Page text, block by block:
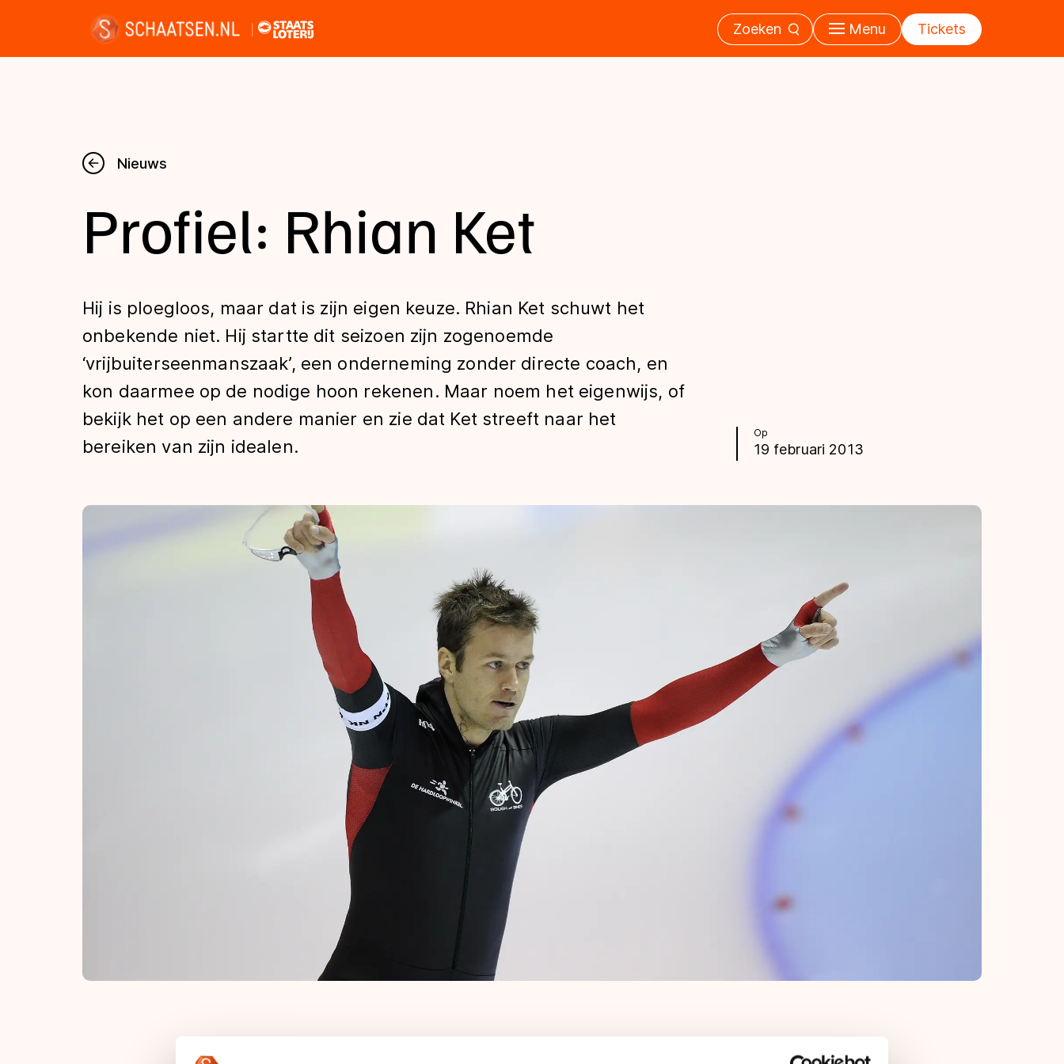
Zoeken Menu Tickets
Nieuws
Kalender
Uitslagen
Tijden & historie
De weg op
Schaatsfans
Olympische Spelen
Nieuws
Op
19 februari 2013
Profiel: Rhian Ket
Hij is ploegloos, maar dat is zijn eigen keuze. Rhian Ket schuwt het
onbekende niet. Hij startte dit seizoen zijn zogenoemde
‘vrijbuiterseenmanszaak’, een onderneming zonder directe coach, en
kon daarmee op de nodige hoon rekenen. Maar noem het eigenwijs, of
bekijk het op een andere manier en zie dat Ket streeft naar het
bereiken van zijn idealen.